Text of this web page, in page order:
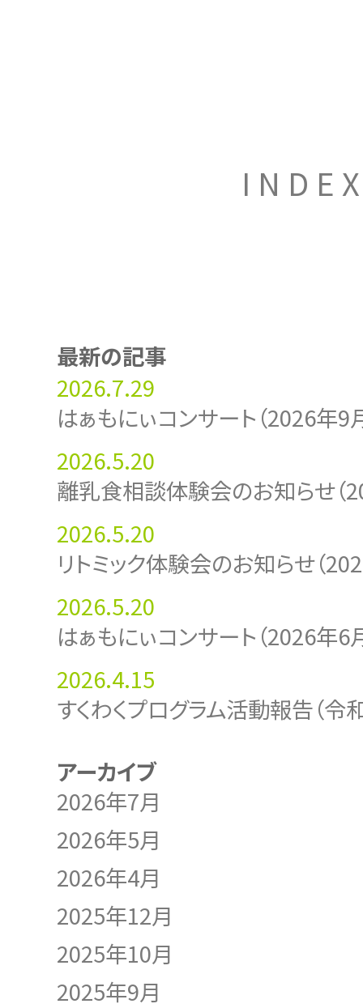
最新の記事
2026.7.29
はぁもにぃコンサート（2026年9
2026.5.20
離乳食相談体験会のお知らせ（
2026.5.20
リトミック体験会のお知らせ（
2026.5.20
はぁもにぃコンサート（2026年6
2026.4.15
すくわくプログラム活動報告（令
アーカイブ
2026年7月
2026年5月
2026年4月
2025年12月
2025年10月
2025年9月